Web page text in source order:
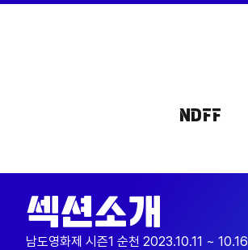
NDFF
섹션소개
남도영화제 시즌1 순천 2023.10.11 ~ 10.16